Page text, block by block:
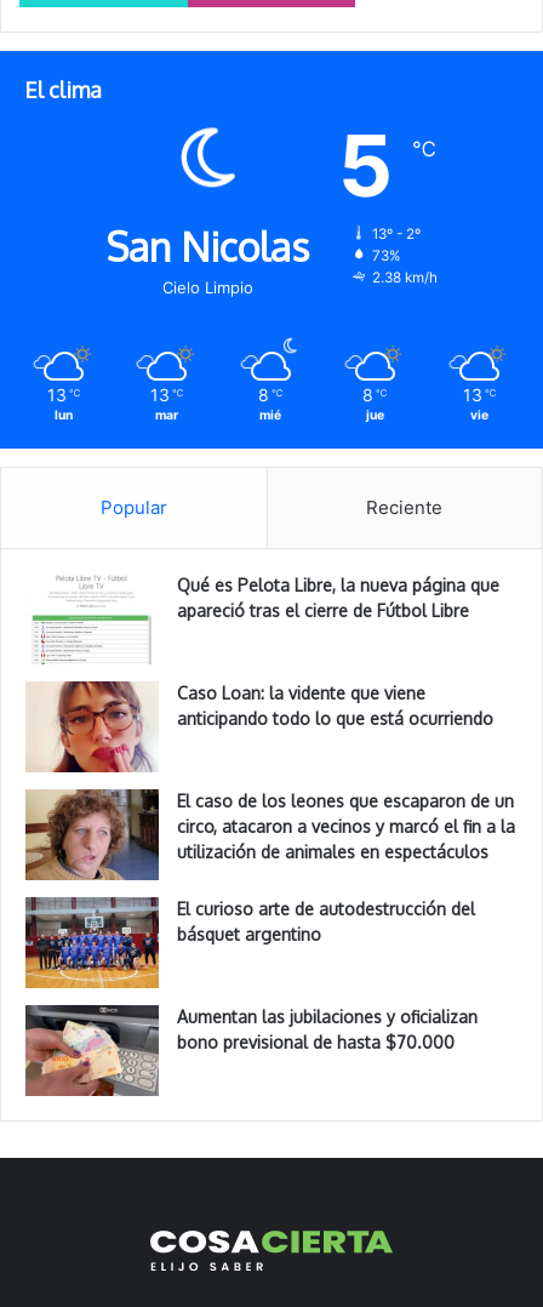
El clima
San Nicolas
Cielo Limpio
5 ℃
13º - 2º
73%
2.38 km/h
13 ℃
lun
13 ℃
mar
8 ℃
mié
8 ℃
jue
13 ℃
vie
Popular Reciente
Qué es Pelota Libre, la nueva página que
apareció tras el cierre de Fútbol Libre
Caso Loan: la vidente que viene
anticipando todo lo que está ocurriendo
El caso de los leones que escaparon de un
circo, atacaron a vecinos y marcó el fin a la
utilización de animales en espectáculos
El curioso arte de autodestrucción del
básquet argentino
Aumentan las jubilaciones y oficializan
bono previsional de hasta $70.000